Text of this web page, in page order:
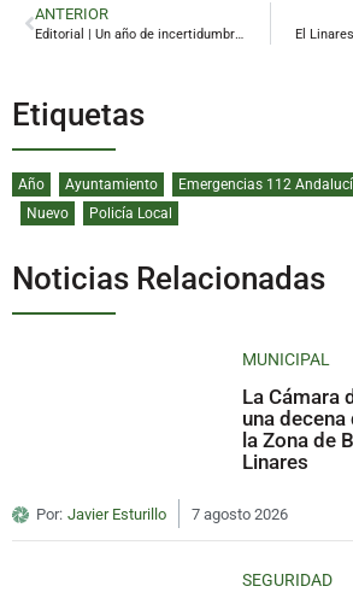
ANTERIOR
Editorial | Un año de incertidumbres
Etiquetas
Año Ayuntamiento Emergencias 112
Nuevo
Policía Local
Noticias Relacionadas
MUNICIPAL
La Cámara
una
la Zona de
Linares
Por: Javier Esturillo 7 agosto 2026
SEGURIDAD